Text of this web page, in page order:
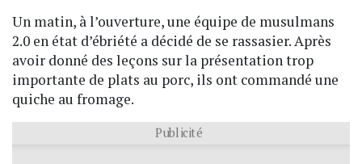
Un matin, à l’ouverture, une équipe de musulmans
2.0 en état d’ébriété a décidé de se rassasier. Après
avoir donné des leçons sur la présentation trop
importante de plats au porc, ils ont commandé une
quiche au fromage.
Publicité